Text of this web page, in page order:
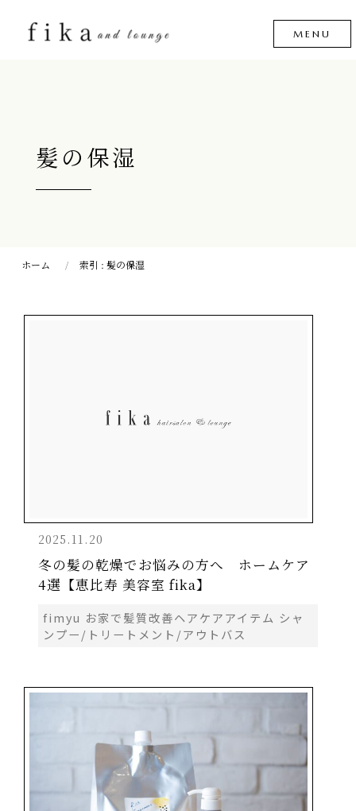
髪の保湿
ホーム 索引 : 髪の保湿
2025.11.20
冬の髪の乾燥でお悩みの方へ ホームケア
4選【恵比寿 美容室 fika】
fimyu お家で髪質改善ヘアケアアイテム シャ
ンプー/トリートメント/アウトバス